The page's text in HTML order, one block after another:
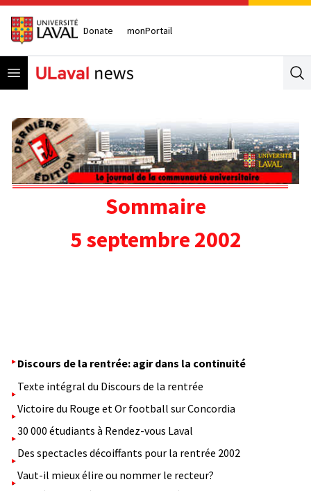
Donate monPortail
Open menu
Sommaire
5 septembre 2002
Discours de la rentrée: agir dans la continuité
Texte intégral du Discours de la rentrée
Victoire du Rouge et Or football sur Concordia
30 000 étudiants à Rendez-vous Laval
Des spectacles décoiffants pour la rentrée 2002
Vaut-il mieux élire ou nommer le recteur?